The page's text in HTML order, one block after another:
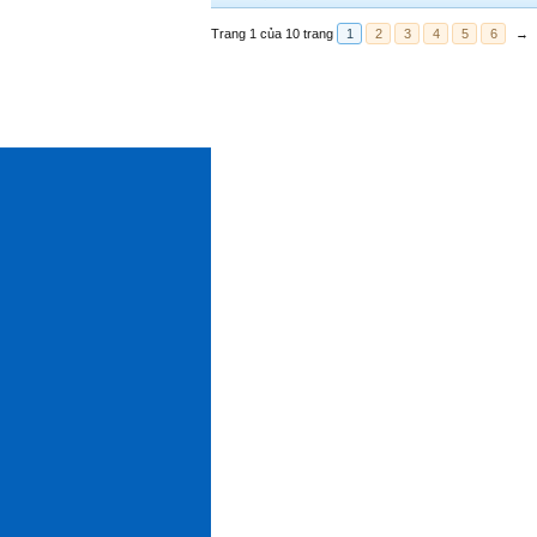
Trang 1 của 10 trang 1 2 3 4 5 6 →